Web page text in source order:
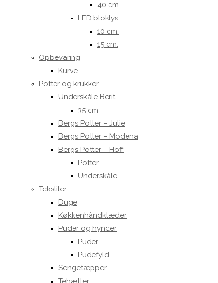
40 cm.
LED bloklys
10 cm.
15 cm.
Opbevaring
Kurve
Potter og krukker
Underskåle Berit
35 cm
Bergs Potter – Julie
Bergs Potter – Modena
Bergs Potter – Hoff
Potter
Underskåle
Tekstiler
Duge
Køkkenhåndklæder
Puder og hynder
Puder
Pudefyld
Sengetæpper
Tehætter